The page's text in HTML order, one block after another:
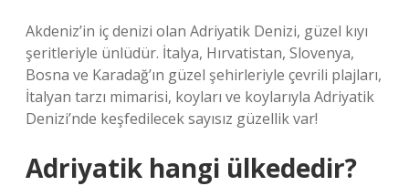
Akdeniz’in iç denizi olan Adriyatik Denizi, güzel kıyı
şeritleriyle ünlüdür. İtalya, Hırvatistan, Slovenya,
Bosna ve Karadağ’ın güzel şehirleriyle çevrili plajları,
İtalyan tarzı mimarisi, koyları ve koylarıyla Adriyatik
Denizi’nde keşfedilecek sayısız güzellik var!
Adriyatik hangi ülkededir?